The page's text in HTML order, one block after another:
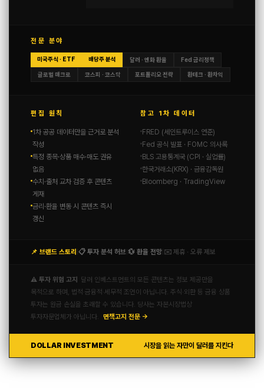
전문 분야
미국주식 · ETF 배당주 분석 달러 · 엔화 환율 Fed 금리정책
글로벌 매크로 코스피 · 코스닥 포트폴리오 전략 환테크 · 환차익
편집 원칙
1차 공공 데이터만을 근거로 분석
작성
특정 종목·상품 매수·매도 권유
없음
수치·출처 교차 검증 후 콘텐츠
게재
금리·환율 변동 시 콘텐츠 즉시
갱신
참고 1차 데이터
FRED (세인트루이스 연준)
Fed 공식 발표 · FOMC 의사록
BLS 고용통계국 (CPI · 실업률)
한국거래소(KRX) · 금융감독원
Bloomberg · TradingView
📌 브랜드 스토리 📋 투자 분석 허브 💱 환율 전망 ✉️ 제휴 · 오류 제보
⚠️ 투자 위험 고지
달러 인베스트먼트의 모든 콘텐츠는 정보 제공만을
목적으로 하며, 법적·금융적·세무적 조언이 아닙니다. 주식·외환 등 금융 상품
투자는 원금 손실을 초래할 수 있습니다. 당사는 자본시장법상
투자자문업체가 아닙니다. 면책고지 전문 →
DOLLAR INVESTMENT 시장을 읽는 자만이 달러를 지킨다